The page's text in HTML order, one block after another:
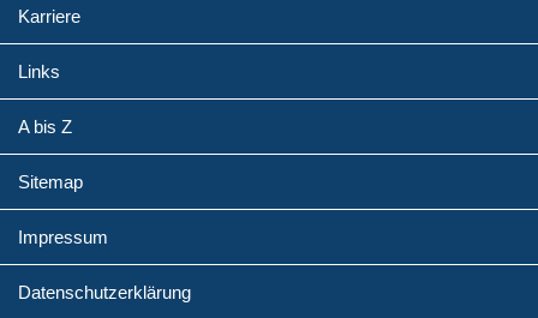
Karriere
Links
A bis Z
Sitemap
Impressum
Datenschutzerklärung